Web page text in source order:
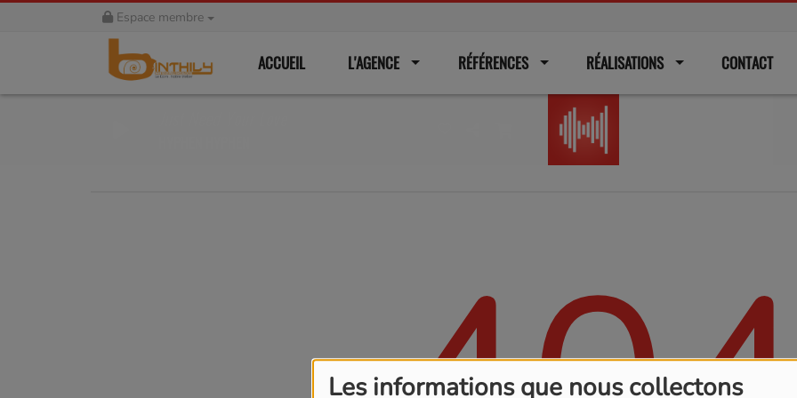
Les informations que nous collectons
Espace membre
ACCUEIL L'AGENCE RÉFÉRENCES RÉALISATIONS CONTACT